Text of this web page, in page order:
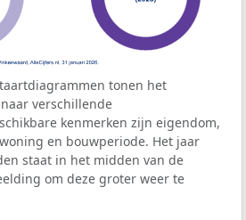
tonen het
verschillende
kenmerken zijn eigendom,
en bouwperiode. Het jaar
staat in het midden van de
om deze groter weer te